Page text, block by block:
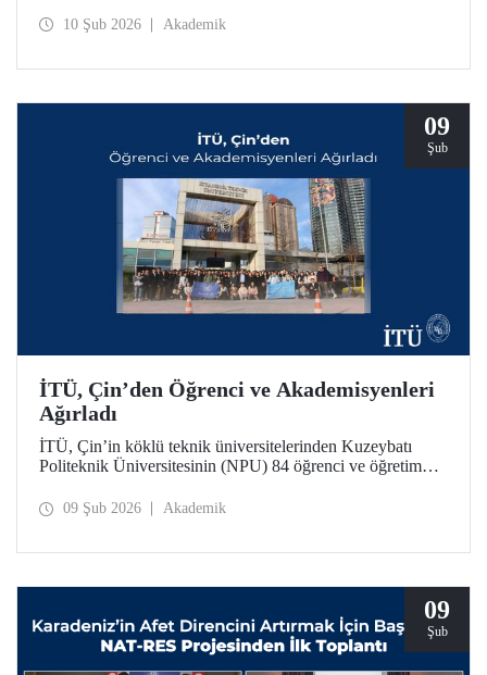
ve mezunlarıyla bir araya gelmek için 24-30 Ocak 2026
10 Şub 2026 Akademik
09
Şub
İTÜ, Çin’den Öğrenci ve Akademisyenleri
Ağırladı
İTÜ, Çin’in köklü teknik üniversitelerinden Kuzeybatı
Politeknik Üniversitesinin (NPU) 84 öğrenci ve öğretim
arasındaki akademik iş birliği olanakları değerlendirildi.
09 Şub 2026 Akademik
09
Şub